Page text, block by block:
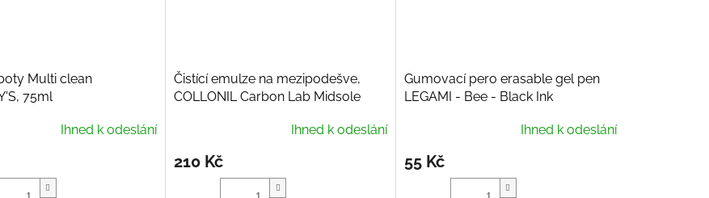
Multi clean
75ml
Ihned k odeslání
Čistící emulze na mezipodešve,
COLLONIL Carbon Lab Midsole
Ihned k odeslání
210 Kč
Gumovací pero erasable gel pen
LEGAMI - Bee - Black Ink
Ihned k odeslání
55 Kč